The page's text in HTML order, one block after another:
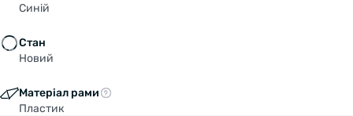
Синій
Стан
Новий
Матеріал рами
Пластик